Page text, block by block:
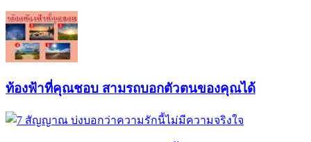
ท้องฟ้าที่คุณชอบ สามรถบอกตัวตนของคุณได้